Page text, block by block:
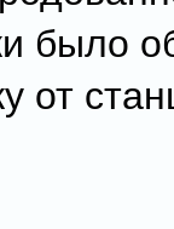
было
от